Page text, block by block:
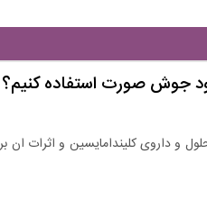
جوش صورت استفاده کنیم؟
محلول و داروی کلیندامایسین و اثرات